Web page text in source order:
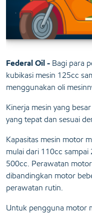
Federal Oil - Bagi para
kubikasi mesin 125cc
menggunakan oli
Kinerja mesin yang
yang tepat dan sesuai
Kapasitas mesin motor
mulai dari 110cc
500cc. Perawatan
dibandingkan motor
perawatan rutin.
Untuk pengguna motor